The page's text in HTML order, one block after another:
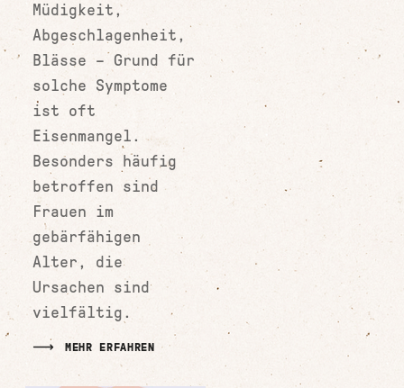
Müdigkeit,
Abgeschlagenheit,
Blässe – Grund für
solche Symptome
ist oft
Eisenmangel.
Besonders häufig
betroffen sind
Frauen im
gebärfähigen
Alter, die
Ursachen sind
vielfältig.
MEHR ERFAHREN